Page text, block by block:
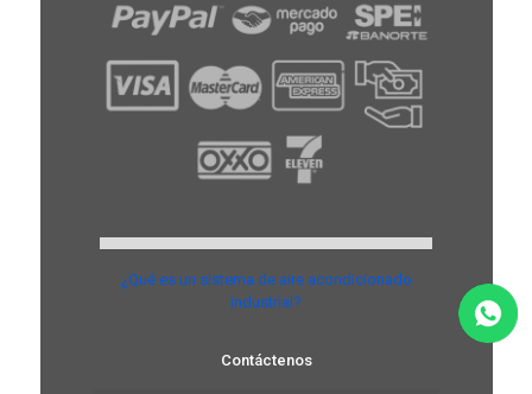
¿Qué es un sistema de aire acondicionado
industrial?
Contáctenos